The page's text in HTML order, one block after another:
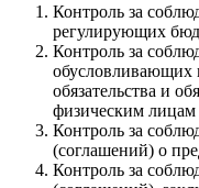
Контроль за
регулирующих
Контроль за
обусловливающих
обязательства и
физическим
Контроль за
(соглашений) о
Контроль за